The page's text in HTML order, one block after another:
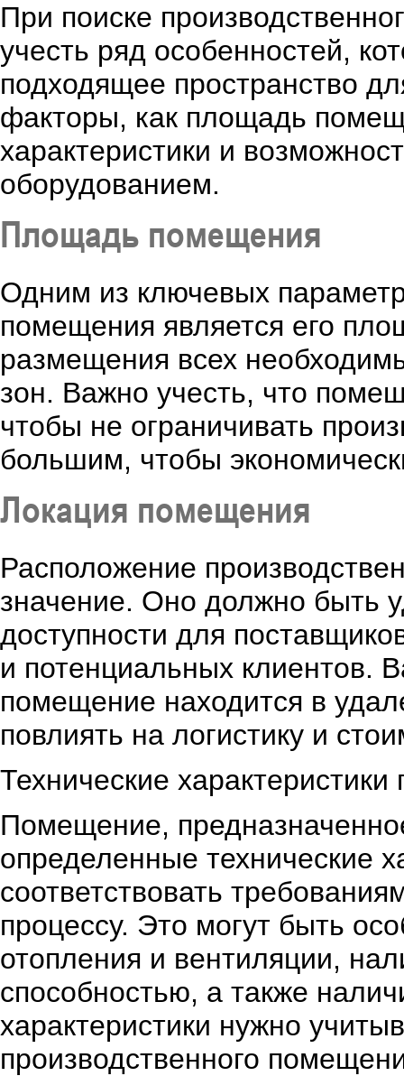
При поиске
учесть ряд особенностей,
подходящее пространство
факторы, как площадь
характеристики и
оборудованием.
Площадь помещения
Одним из ключевых
помещения является его
размещения всех
зон. Важно учесть, что
чтобы не ограничивать
большим, чтобы
Локация помещения
Расположение
значение. Оно должно быть
доступности для
и потенциальных клиентов.
помещение находится в
повлиять на логистику и
Технические
Помещение,
определенные технические
соответствовать
процессу. Это могут быть
отопления и вентиляции,
способностью, а также
характеристики нужно
производственного